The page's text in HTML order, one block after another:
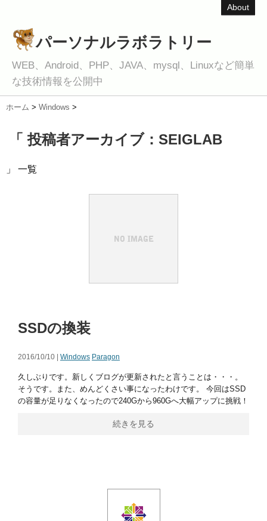
About
パーソナルラボラトリー
WEB、Android、PHP、JAVA、mysql、Linuxなど簡単
な技術情報を公開中
ホーム > Windows >
「 投稿者アーカイブ：SEIGLAB
」 一覧
SSDの換装
2016/10/10 | Windows Paragon
久しぶりです。新しくブログが更新されたと言うことは・・・。
そうです。また、めんどくさい事になったわけです。 今回はSSD
の容量が足りなくなったので240Gから960Gへ大幅アップに挑戦！
続きを見る